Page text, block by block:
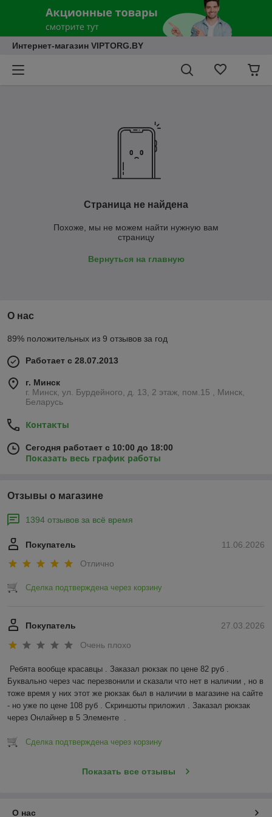
Интернет-магазин VIPTORG.BY
Страница не найдена
Похоже, мы не можем найти нужную вам
страницу
Вернуться на главную
О нас
89% положительных из 9 отзывов за год
Работает с 28.07.2013
г. Минск
г. Минск, ул. Бурдейного, д. 13, 2 этаж, пом.15 , Минск,
Беларусь
Контакты
Сегодня работает с 10:00 до 18:00
Показать весь график работы
Отзывы о магазине
1394 отзывов за всё время
11.06.2026
Покупатель
Отлично
Сделка подтверждена через корзину
27.03.2026
Покупатель
Очень плохо
Ребята вообще красавцы . Заказал рюкзак по цене 82 руб .
Буквально через час перезвонили и сказали что нет в наличии , но в
тоже время у них этот же рюкзак был в наличии в магазине на сайте
- но уже по цене 108 руб . Скриншоты приложил . Заказал рюкзак
через Онлайнер в 5 Элементе  .
Сделка подтверждена через корзину
Показать все отзывы
О нас